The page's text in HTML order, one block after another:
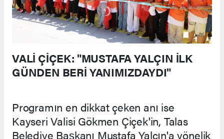
VALİ ÇİÇEK: "MUSTAFA YALÇIN İLK
GÜNDEN BERİ YANIMIZDAYDI"
Programın en dikkat çeken anı ise
Kayseri Valisi Gökmen Çiçek'in, Talas
Belediye Başkanı Mustafa Yalçın'a yönelik